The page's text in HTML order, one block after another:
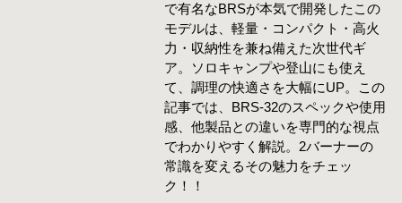
で有名なBRSが本気で開発したこの
モデルは、軽量・コンパクト・高火
力・収納性を兼ね備えた次世代ギ
ア。ソロキャンプや登山にも使え
て、調理の快適さを大幅にUP。この
記事では、BRS-32のスペックや使用
感、他製品との違いを専門的な視点
でわかりやすく解説。2バーナーの
常識を変えるその魅力をチェッ
ク！！